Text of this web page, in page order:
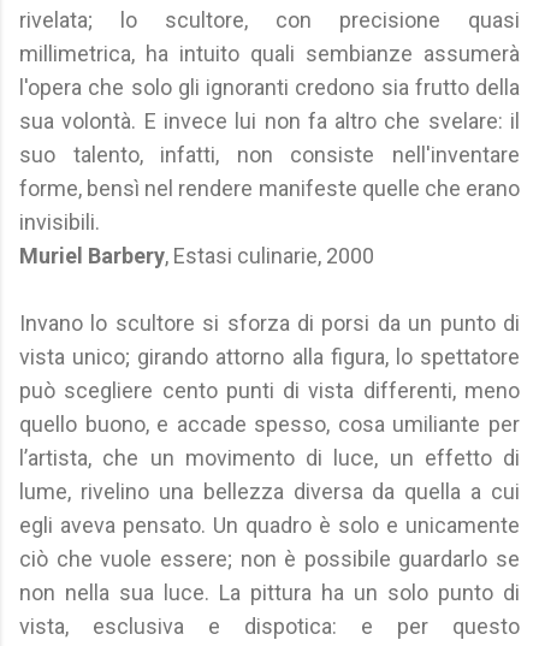
rivelata; lo scultore, con precisione quasi
millimetrica, ha intuito quali sembianze assumerà
l'opera che solo gli ignoranti credono sia frutto della
sua volontà. E invece lui non fa altro che svelare: il
suo talento, infatti, non consiste nell'inventare
forme, bensì nel rendere manifeste quelle che erano
invisibili.
Muriel Barbery, Estasi culinarie, 2000
Invano lo scultore si sforza di porsi da un punto di
vista unico; girando attorno alla figura, lo spettatore
può scegliere cento punti di vista differenti, meno
quello buono, e accade spesso, cosa umiliante per
l’artista, che un movimento di luce, un effetto di
lume, rivelino una bellezza diversa da quella a cui
egli aveva pensato. Un quadro è solo e unicamente
ciò che vuole essere; non è possibile guardarlo se
non nella sua luce. La pittura ha un solo punto di
vista, esclusiva e dispotica: e per questo